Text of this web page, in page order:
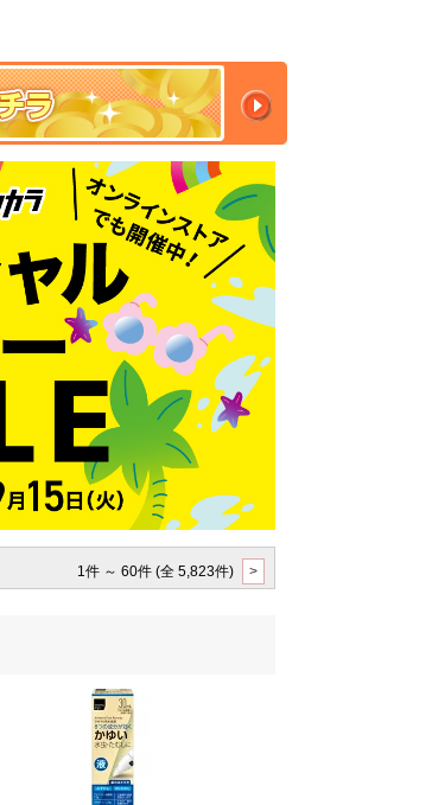
1件 ～ 60件 (全 5,823件) >